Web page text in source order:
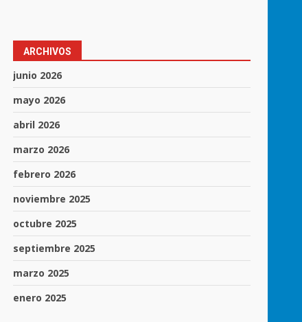
ARCHIVOS
junio 2026
mayo 2026
abril 2026
marzo 2026
febrero 2026
noviembre 2025
octubre 2025
septiembre 2025
marzo 2025
enero 2025